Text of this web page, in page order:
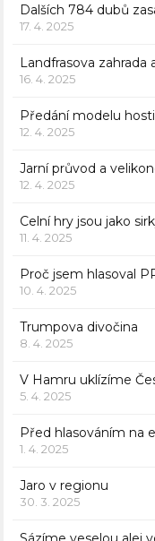
Dalších 784 dubů
17. 4. 2025
Landfrasova
16. 4. 2025
Předání modelu
12. 4. 2025
Jarní průvod a
12. 4. 2025
Celní hry jsou jako
11. 4. 2025
Proč jsem hlasoval
10. 4. 2025
Trumpova divočina
8. 4. 2025
V Hamru uklízíme
5. 4. 2025
Před hlasováním na
1. 4. 2025
Jaro v regionu
30. 3. 2025